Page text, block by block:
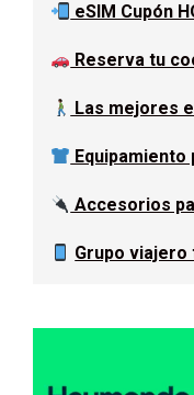
eSIM Cupón
Reserva tu
Las mejores
Equipamiento
Accesorios
Grupo viajero